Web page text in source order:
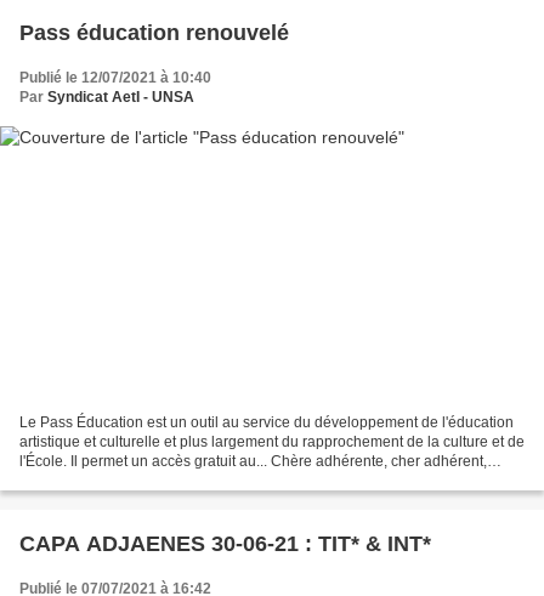
Pass éducation renouvelé
Publié le 12/07/2021 à 10:40
Par Syndicat AetI - UNSA
Le Pass Éducation est un outil au service du développement de l'éducation
artistique et culturelle et plus largement du rapprochement de la culture et de
l'École. Il permet un accès gratuit au... Chère adhérente, cher adhérent,
CAPA ADJAENES 30-06-21 : TIT* & INT*
Publié le 07/07/2021 à 16:42